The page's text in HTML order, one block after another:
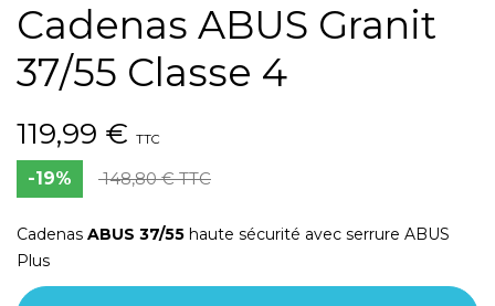
Cadenas ABUS Granit
37/55 Classe 4
119,99 € TTC
-19% 148,80 € TTC
Cadenas ABUS 37/55 haute sécurité avec serrure ABUS
Plus